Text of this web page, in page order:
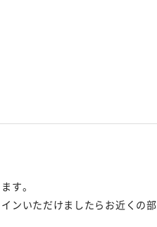
す。
ンいただけましたらお近くの部